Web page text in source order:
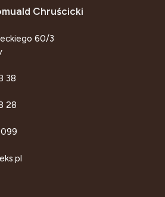
Chruścicki
60/3
38
28